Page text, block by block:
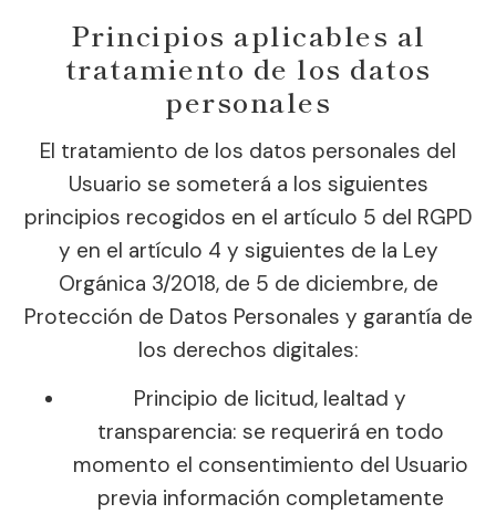
Principios aplicables al
tratamiento de los datos
personales
El tratamiento de los datos personales del
Usuario se someterá a los siguientes
principios recogidos en el artículo 5 del RGPD
y en el artículo 4 y siguientes de la Ley
Orgánica 3/2018, de 5 de diciembre, de
Protección de Datos Personales y garantía de
los derechos digitales:
Principio de licitud, lealtad y
transparencia: se requerirá en todo
momento el consentimiento del Usuario
previa información completamente